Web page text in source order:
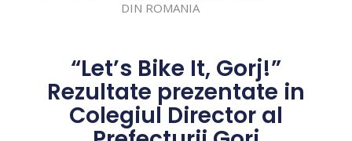
DIN ROMANIA
“Let’s Bike It, Gorj!”
Rezultate prezentate in
Colegiul Director al